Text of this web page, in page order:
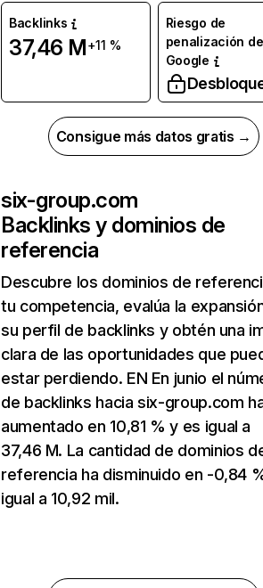
Backlinks
37,46 M+11 %
Riesgo de
penalización de
Google
Consigue más datos gratis →
six-group.com
Backlinks y dominios de
referencia
Descubre los dominios de
tu competencia, evalúa la
su perfil de backlinks y obtén una
clara de las oportunidades que
estar perdiendo. EN En junio el
de backlinks hacia six-group.com
aumentado en 10,81 % y es igual a
37,46 M. La cantidad de dominios
referencia ha disminuido en -0,84
igual a 10,92 mil.